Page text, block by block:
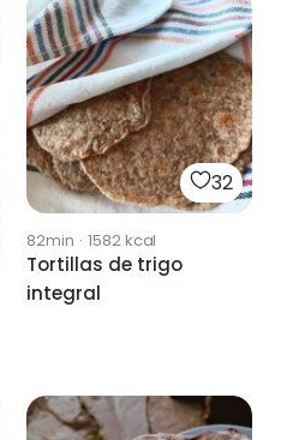
32
82min · 1582kcal
Tortillas de trigo
integral